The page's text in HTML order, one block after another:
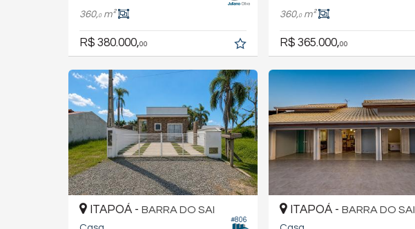
360,0m²
R$ 380.000,00
360,0m²
R$ 365.000,00
#806
ITAPOÁ - BARRA DO SAI ITAPOÁ - BARRA DO SAI